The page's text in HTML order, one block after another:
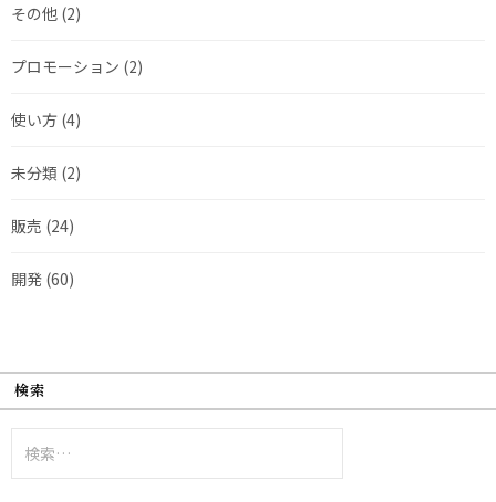
その他 (2)
プロモーション (2)
使い方 (4)
未分類 (2)
販売 (24)
開発 (60)
検索
索: